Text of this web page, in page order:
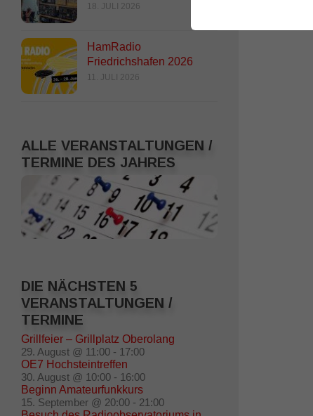
18. JULI 2026
HamRadio
Friedrichshafen 2026
11. JULI 2026
ALLE VERANSTALTUNGEN /
TERMINE DES JAHRES
DIE NÄCHSTEN 5
VERANSTALTUNGEN /
TERMINE
Grillfeier – Grillplatz Oberolang
29. August @ 11:00 - 17:00
OE7 Hochsteintreffen
30. August @ 10:00 - 16:00
Beginn Amateurfunkkurs
15. September @ 20:00 - 21:00